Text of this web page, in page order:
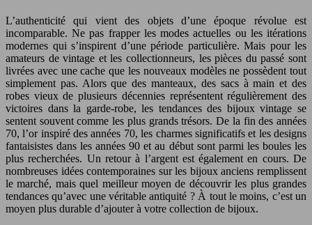
L’authenticité qui vient des objets d’une époque révolue est
incomparable. Ne pas frapper les modes actuelles ou les itérations
modernes qui s’inspirent d’une période particulière. Mais pour les
amateurs de vintage et les collectionneurs, les pièces du passé sont
livrées avec une cache que les nouveaux modèles ne possèdent tout
simplement pas. Alors que des manteaux, des sacs à main et des
robes vieux de plusieurs décennies représentent régulièrement des
victoires dans la garde-robe, les tendances des bijoux vintage se
sentent souvent comme les plus grands trésors. De la fin des années
70, l’or inspiré des années 70, les charmes significatifs et les designs
fantaisistes dans les années 90 et au début sont parmi les boules les
plus recherchées. Un retour à l’argent est également en cours. De
nombreuses idées contemporaines sur les bijoux anciens remplissent
le marché, mais quel meilleur moyen de découvrir les plus grandes
tendances qu’avec une véritable antiquité ? À tout le moins, c’est un
moyen plus durable d’ajouter à votre collection de bijoux.